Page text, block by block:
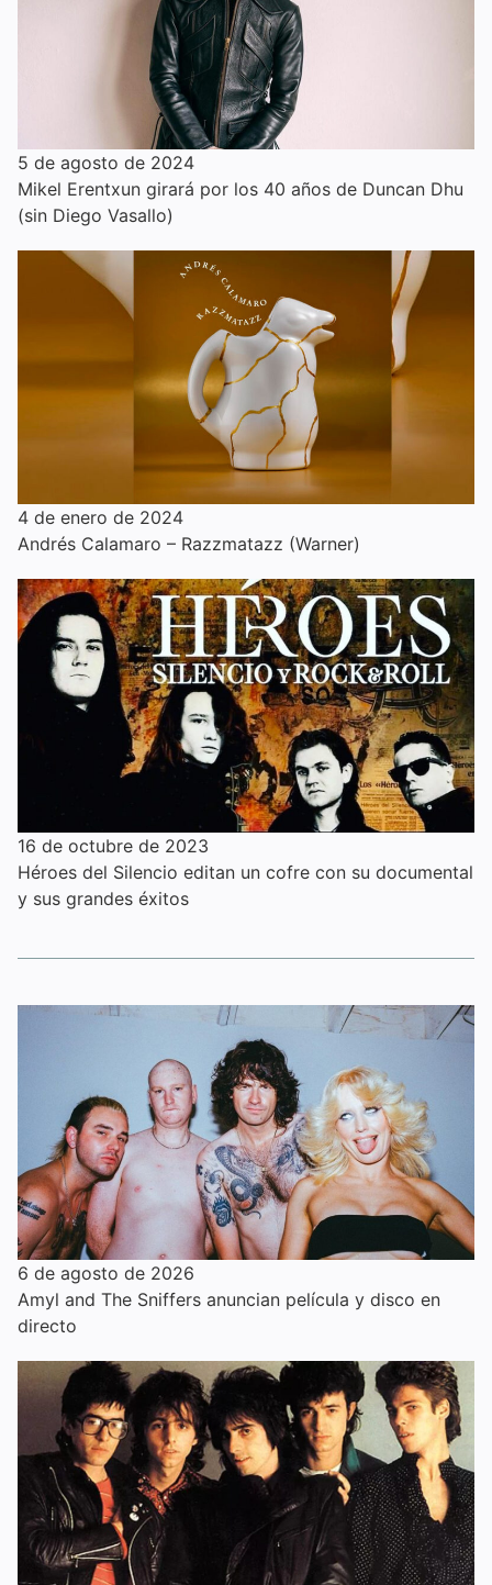
5 de agosto de 2024
Mikel Erentxun girará por los 40 años de Duncan Dhu
(sin Diego Vasallo)
4 de enero de 2024
Andrés Calamaro – Razzmatazz (Warner)
16 de octubre de 2023
Héroes del Silencio editan un cofre con su documental
y sus grandes éxitos
6 de agosto de 2026
Amyl and The Sniffers anuncian película y disco en
directo